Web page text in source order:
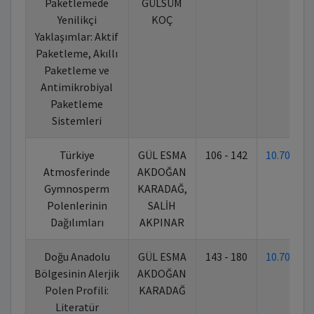
Paketlemede
Yenilikçi
Yaklaşımlar: Aktif
Paketleme, Akıllı
Paketleme ve
Antimikrobiyal
Paketleme
Sistemleri
GÜLSÜM
KOÇ
Türkiye
Atmosferinde
Gymnosperm
Polenlerinin
Dağılımları
GÜL ESMA
AKDOĞAN
KARADAĞ,
SALİH
AKPINAR
106 - 142 10.70269/
Doğu Anadolu
Bölgesinin Alerjik
Polen Profili:
Literatür
GÜL ESMA
AKDOĞAN
KARADAĞ
143 - 180 10.70269/